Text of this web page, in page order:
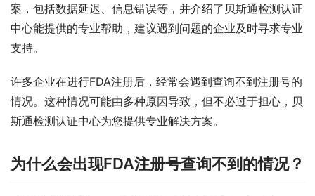
案，包括数据延迟、信息错误等，并介绍了贝斯通检测认证
中心能提供的专业帮助，建议遇到问题的企业及时寻求专业
支持。
许多企业在进行FDA注册后，经常会遇到查询不到注册号的
情况。这种情况可能由多种原因导致，但不必过于担心，贝
斯通检测认证中心为您提供专业解决方案。
为什么会出现FDA注册号查询不到的情况？